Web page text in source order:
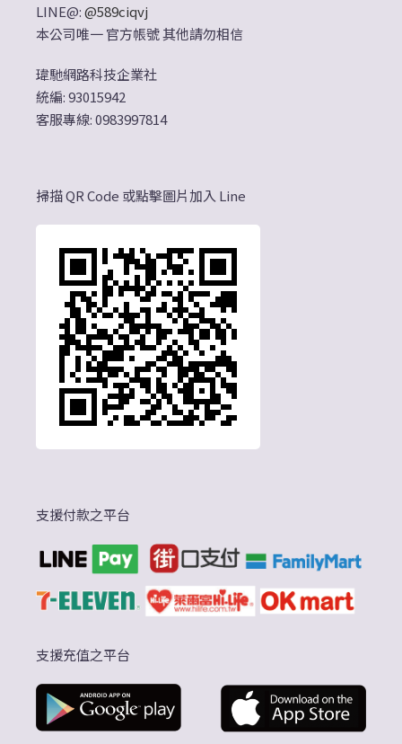
LINE@:@589ciqvj
本公司唯一 官方帳號 其他請勿相信
瑋馳網路科技企業社
統編: 93015942
客服專線: 0983997814
掃描 QR Code 或點擊圖片加入 Line
支援付款之平台
支援充值之平台